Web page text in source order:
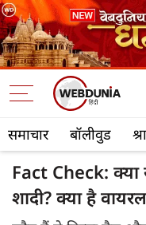
समाचार बॉलीवुड
Fact Check: क्या
शादी? क्या है